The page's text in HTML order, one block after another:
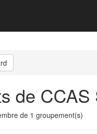
de
de 1 groupement(s)